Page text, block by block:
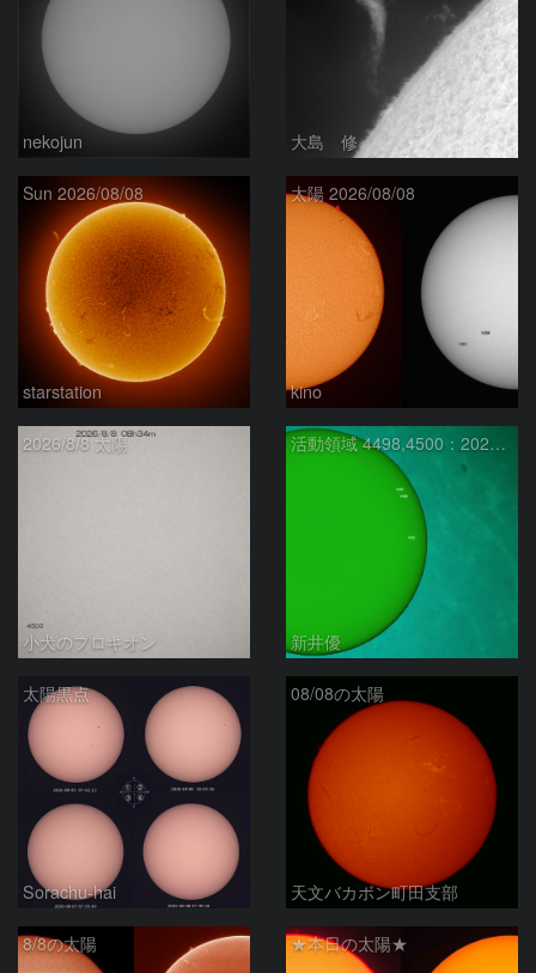
nekojun 大島 修
Sun 2026/08/08
starstation
太陽 2026/08/08
kino
2026/8/8 太陽
小犬のプロキオン
活動領域 4498,4500：2026/08/08
新井優
太陽黒点
Sorachu-hai
08/08の太陽
天文バカボン町田支部
8/8の太陽 ★本日の太陽★